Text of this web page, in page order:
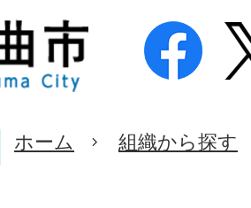
ホーム 組織から探す